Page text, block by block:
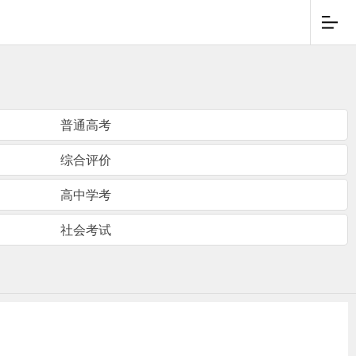
普通高考
综合评价
高中学考
社会考试